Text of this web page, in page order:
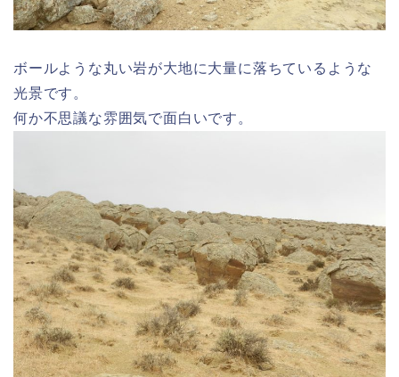
ボールような丸い岩が大地に大量に落ちているような
光景です。
何か不思議な雰囲気で面白いです。